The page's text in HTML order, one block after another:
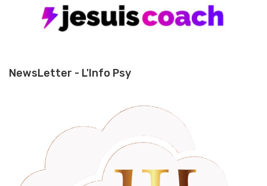
NewsLetter - L'Info Psy